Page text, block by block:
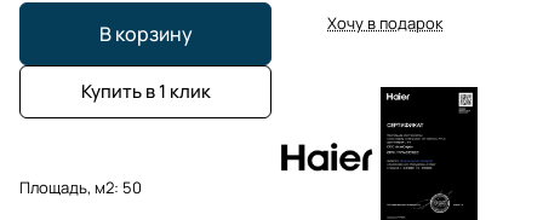
В корзину
Купить в 1 клик
Площадь, м2: 50
Хочу в подарок